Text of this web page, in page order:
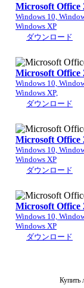
Microsoft Office
Windows 10,
Windows XP
ダウンロード
Microsoft Office
Windows 10,
Windows XP,
ダウンロード
Microsoft Office
Windows 10,
Windows XP
ダウンロード
Microsoft Office
Windows 10,
Windows XP
ダウンロード
Купить